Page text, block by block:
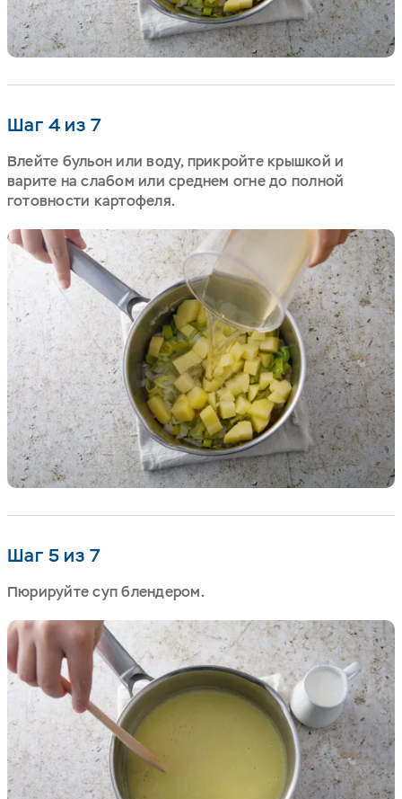
Шаг 4 из 7
Влейте бульон или воду, прикройте крышкой и
варите на слабом или среднем огне до полной
готовности картофеля.
Шаг 5 из 7
Пюрируйте суп блендером.